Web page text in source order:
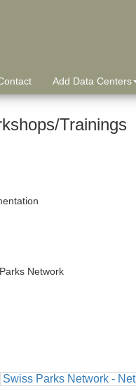
Add Data Centers
Trainings
Network
Swiss Parks Network -